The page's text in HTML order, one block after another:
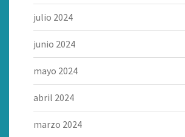
julio 2024
junio 2024
mayo 2024
abril 2024
marzo 2024